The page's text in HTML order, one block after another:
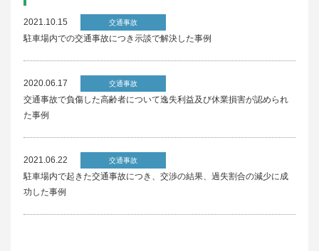
2021.10.15 交通事故
駐車場内での交通事故につき示談で解決した事例
2020.06.17 交通事故
交通事故で負傷した高齢者について逸失利益及び休業損害が認められ
た事例
2021.06.22 交通事故
駐車場内で起きた交通事故につき、交渉の結果、過失割合の減少に成
功した事例